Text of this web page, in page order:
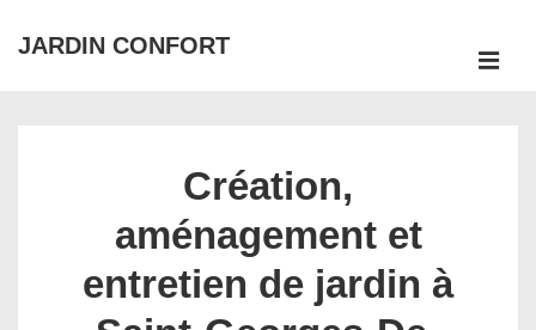
passer
JARDIN CONFORT
Création,
aménagement et
entretien de jardin à